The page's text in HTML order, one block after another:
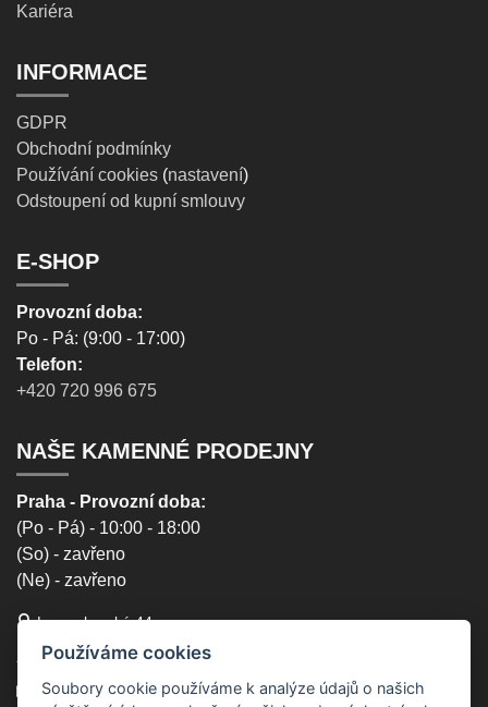
Kariéra
INFORMACE
GDPR
Obchodní podmínky
Používání cookies (nastavení)
Odstoupení od kupní smlouvy
E-SHOP
Provozní doba:
Po - Pá: (9:00 - 17:00)
Telefon:
+420 720 996 675
NAŠE KAMENNÉ PRODEJNY
Praha - Provozní doba:
(Po - Pá) - 10:00 - 18:00
(So) - zavřeno
(Ne) - zavřeno
Lucemburská 44,
130 00, Praha 3
lucemburska44@5semen.cz
Používáme cookies
Soubory cookie používáme k analýze údajů o našich